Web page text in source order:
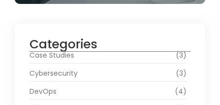
Categories
Case Studies
(3)
Cybersecurity
(3)
DevOps
(4)